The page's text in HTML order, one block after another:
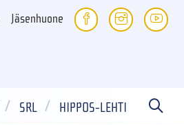
Jäsenhuone
SRL HIPPOS-LEHTI